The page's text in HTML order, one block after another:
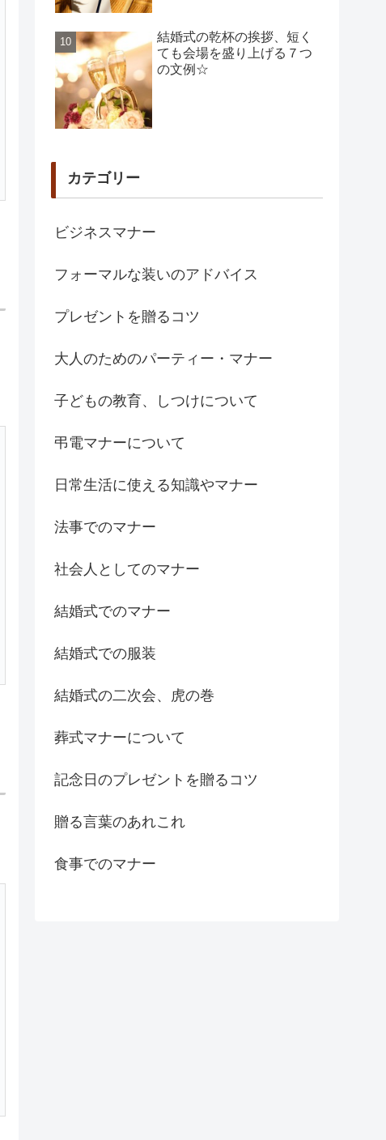
結婚式の乾杯の挨拶、短く
ても会場を盛り上げる７つ
の文例☆
カテゴリー
ビジネスマナー
フォーマルな装いのアドバイス
プレゼントを贈るコツ
大人のためのパーティー・マナー
子どもの教育、しつけについて
弔電マナーについて
日常生活に使える知識やマナー
法事でのマナー
社会人としてのマナー
結婚式でのマナー
結婚式での服装
結婚式の二次会、虎の巻
葬式マナーについて
記念日のプレゼントを贈るコツ
贈る言葉のあれこれ
食事でのマナー